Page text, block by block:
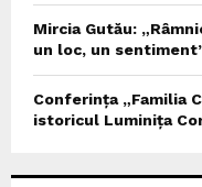
Mircia Gutău:
un loc, un
Conferința „Familia
istoricul Luminița